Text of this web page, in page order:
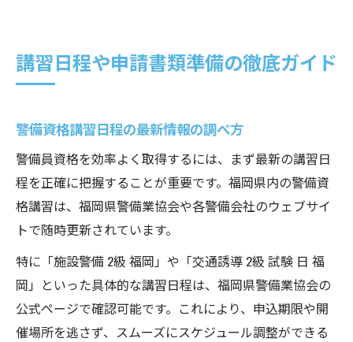
講習日程や申請書類準備の徹底ガイド
警備資格講習日程の最新情報の調べ方
警備員資格を効率よく取得するには、まず最新の講習日
程を正確に把握することが重要です。福岡県内の警備資
格講習は、福岡県警備業協会や各警備会社のウェブサイ
トで随時更新されています。
特に「施設警備 2級 福岡」や「交通誘導 2級 試験 日 福
岡」といった具体的な講習日程は、福岡県警備業協会の
公式ページで確認可能です。これにより、申込期限や開
催場所を逃さず、スムーズにスケジュール調整ができる